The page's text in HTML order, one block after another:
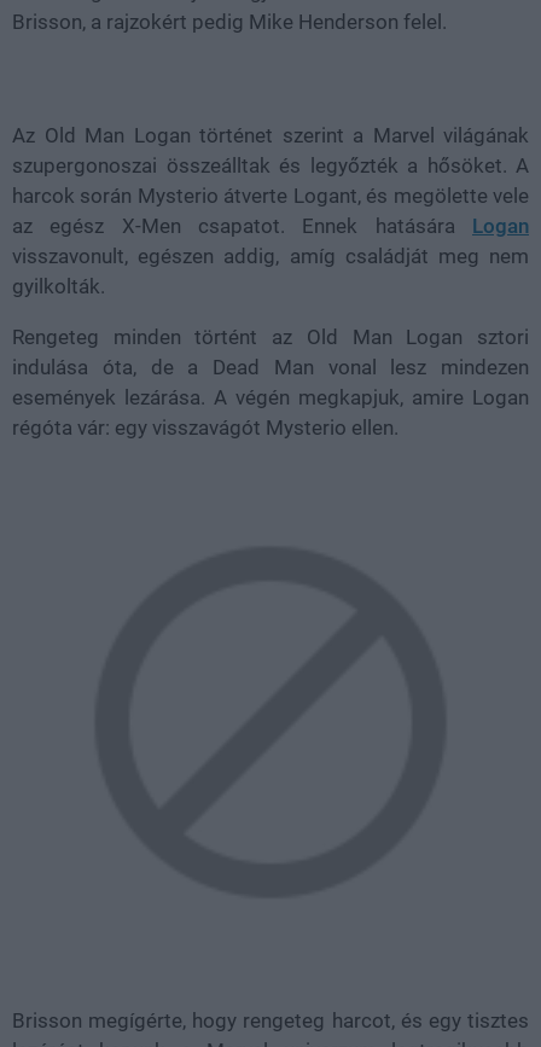
Brisson, a rajzokért pedig Mike Henderson felel.
Az Old Man Logan történet szerint a Marvel világának
szupergonoszai összeálltak és legyőzték a hősöket. A
harcok során Mysterio átverte Logant, és megölette vele
az egész X-Men csapatot. Ennek hatására Logan
visszavonult, egészen addig, amíg családját meg nem
gyilkolták.
Rengeteg minden történt az Old Man Logan sztori
indulása óta, de a Dead Man vonal lesz mindezen
események lezárása. A végén megkapjuk, amire Logan
régóta vár: egy visszavágót Mysterio ellen.
Brisson megígérte, hogy rengeteg harcot, és egy tisztes